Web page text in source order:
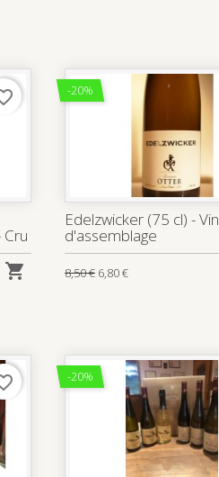
Cru

-20%
Edelzwicker (75 cl) - Vin
d'assemblage
8,50 € 6,80 €
-20%